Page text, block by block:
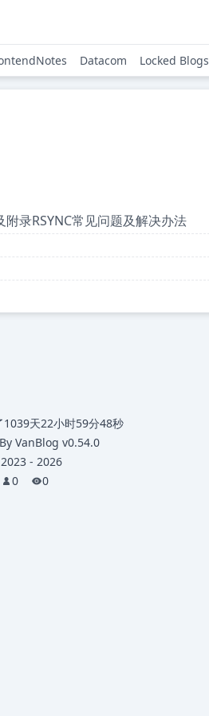
Datacom Locked Blogs
附录RSYNC常见问题及解决办法
1039天22小时59分48秒
VanBlog v0.54.0
2023- 2026
0
0